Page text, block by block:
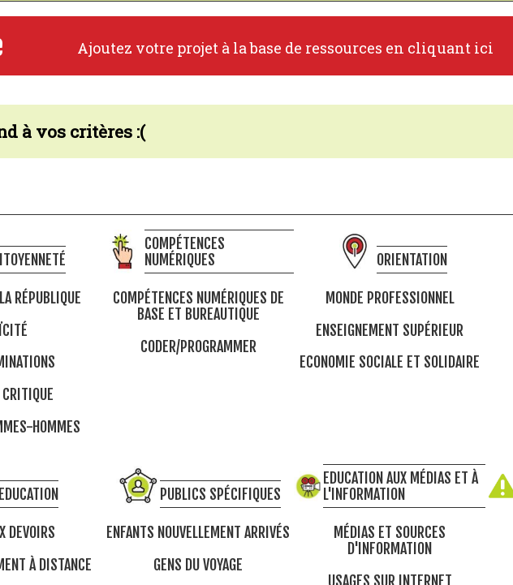
Ajoutez votre projet à la base de ressources en cliquant ici
à vos critères :(
RÉPUBLIQUE
HOMMES
COMPÉTENCES
NUMÉRIQUES
COMPÉTENCES NUMÉRIQUES DE
BASE ET BUREAUTIQUE
CODER/PROGRAMMER
ORIENTATION
MONDE PROFESSIONNEL
ENSEIGNEMENT SUPÉRIEUR
ECONOMIE SOCIALE ET SOLIDAIRE
EDUCATION
DEVOIRS
À DISTANCE
PUBLICS SPÉCIFIQUES
ENFANTS NOUVELLEMENT ARRIVÉS
GENS DU VOYAGE
EDUCATION AUX MÉDIAS ET À
L'INFORMATION
MÉDIAS ET SOURCES
D'INFORMATION
USAGES SUR INTERNET